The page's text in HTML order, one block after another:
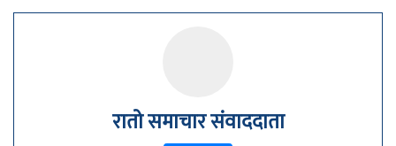
रातो समाचार संवाददाता